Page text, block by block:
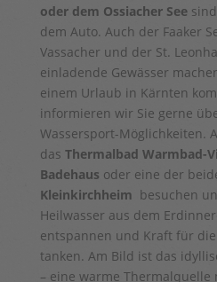
oder dem Ossiacher Seesind
dem Auto. Auch der Faaker
Vassacher und der St.
einladende Gewässer
einem Urlaub in Kärnten
informieren wir Sie gerne
Wassersport-Möglichkeiten.
das Thermalbad Warmbad-
Badehaus oder eine der
Kleinkirchheim besuchen
Heilwasser aus dem
entspannen und Kraft für
tanken. Am Bild ist das
– eine warme